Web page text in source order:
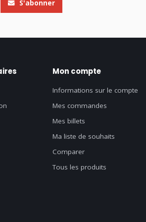
S'abonner
Mon compte
Informations sur le compte
Mes commandes
Mes billets
Ma liste de souhaits
Comparer
Tous les produits